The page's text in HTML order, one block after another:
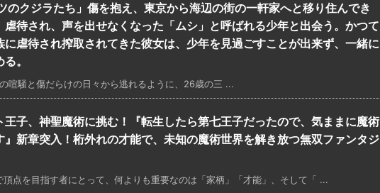
のクジラたち」傷を抱え、東京から海辺の街の一軒家へと移り住んでき
虐待され、声を出せなくなった「ムシ」と呼ばれる少年と出会う。かつて
に虐待され搾取されてきた彼女は、少年を見過ごすことが出来ず、一緒に
。
喧騒と傷だらけの日々から逃れるように、26歳の三 ...
王子、神聖魔術に挑む！『転生したら第七王子だったので、気ままに魔術
』新章突入！桁外れの才能で、未知の魔術世界を解き放つ無双ファンタジ
頂点を目指す者にとって、何よりも重要なのは「家柄」「才能」、そして「 ...